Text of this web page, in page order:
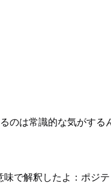
は常識的な気がす
で解釈したよ：ポジ